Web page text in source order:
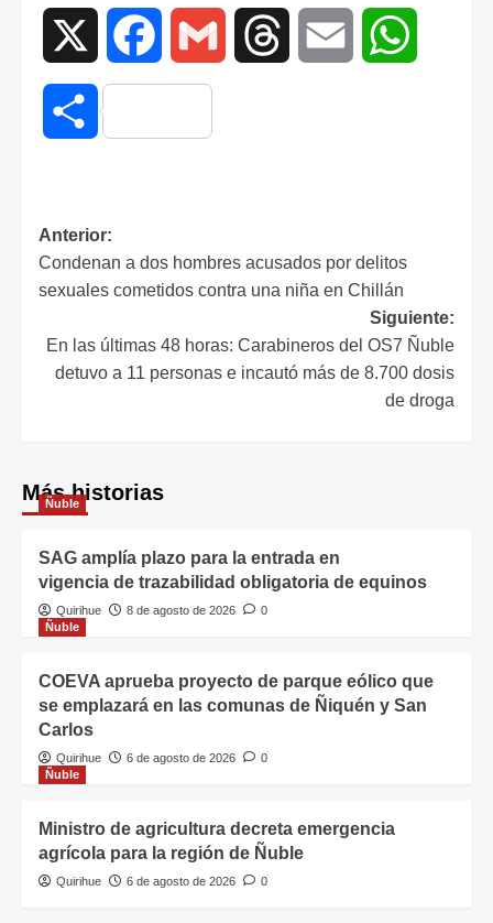
Facebook Gmail Threads Email
Compartir
Anterior:
Condenan a dos hombres acusados por delitos
sexuales cometidos contra una niña en Chillán
Siguiente:
En las últimas 48 horas: Carabineros del OS7 Ñuble
detuvo a 11 personas e incautó más de 8.700 dosis
de droga
Más historias
Ñuble
SAG amplía plazo para la entrada en
vigencia de trazabilidad obligatoria de equinos
Quirihue 8 de agosto de 2026
0
Ñuble
COEVA aprueba proyecto de parque eólico que
se emplazará en las comunas de Ñiquén y San
Carlos
Quirihue 6 de agosto de 2026
0
Ñuble
Ministro de agricultura decreta emergencia
agrícola para la región de Ñuble
Quirihue 6 de agosto de 2026 0